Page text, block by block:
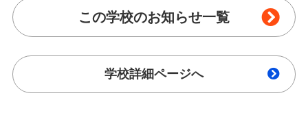
この学校のお知らせ一覧
学校詳細ページへ